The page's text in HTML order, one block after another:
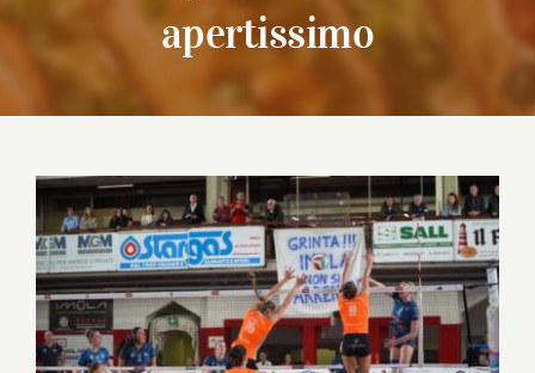
Prodotti
Ricette
News
Download
Contatti
apertissimo
Ingrandisci
immagine